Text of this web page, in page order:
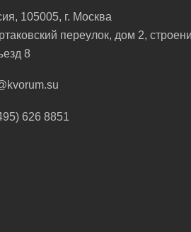
105005, г. Москва
переулок, дом 2,
8
626 8851